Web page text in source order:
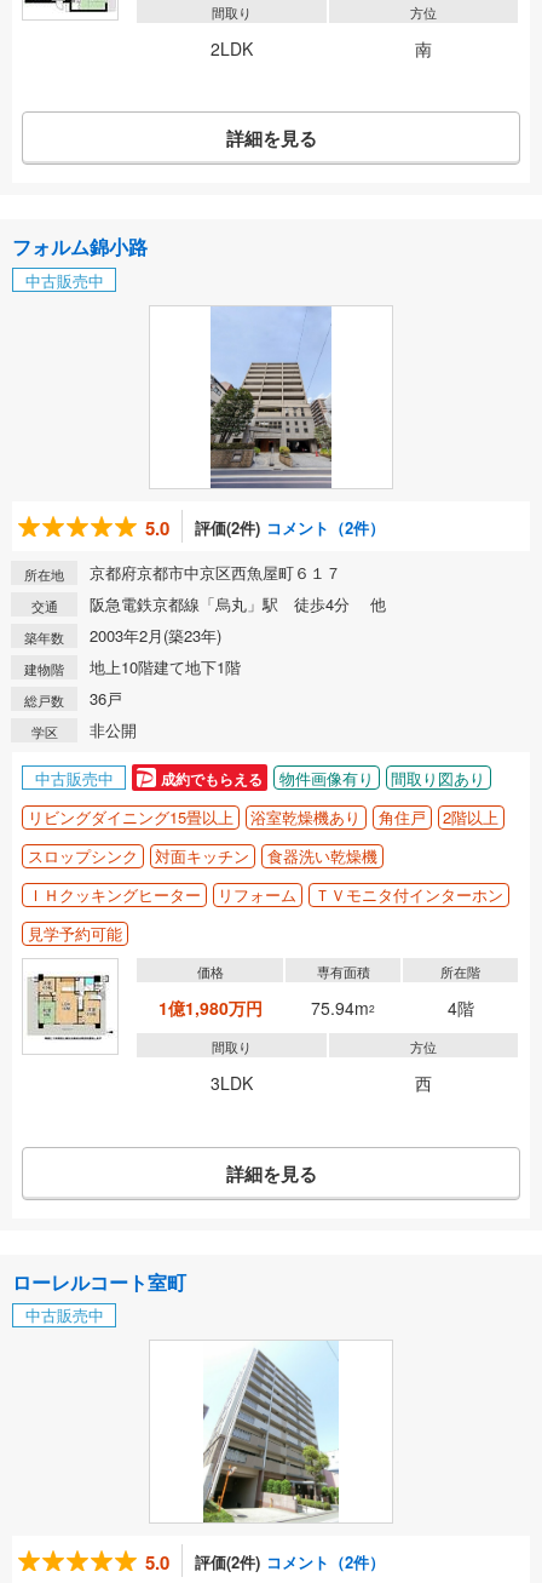
間取り
2LDK
方位
南
詳細を見る
フォルム錦小路
中古販売中
5.0 評価(2件) コメント（2件）
所在地 京都府京都市中京区西魚屋町６１７
交通 阪急電鉄京都線「烏丸」駅 徒歩4分 他
築年数 2003年2月(築23年)
建物階 地上10階建て地下1階
総戸数 36戸
学区 非公開
中古販売中 成約でもらえる 物件画像有り
間取り図あり
リビングダイニング15畳以上
浴室乾燥機あり 角住戸
2階以上
スロップシンク
対面キッチン
食器洗い乾燥機
ＩＨクッキングヒーター
リフォーム
ＴＶモニタ付インターホン
見学予約可能
価格
1億1,980万円
専有面積
75.94m2
所在階
4階
間取り
3LDK
方位
西
詳細を見る
ローレルコート室町
中古販売中
5.0 評価(2件) コメント（2件）